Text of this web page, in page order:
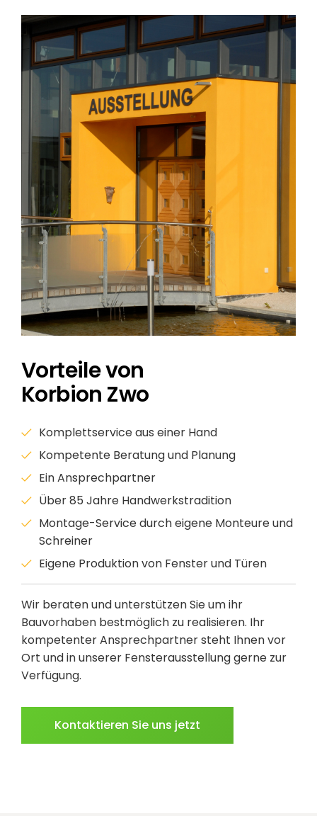
Vorteile von
Korbion Zwo
Komplettservice aus einer Hand
Kompetente Beratung und Planung
Ein Ansprechpartner
Über 85 Jahre Handwerkstradition
Montage-Service durch eigene Monteure und
Schreiner
Eigene Produktion von Fenster und Türen
Wir beraten und unterstützen Sie um ihr
Bauvorhaben bestmöglich zu realisieren. Ihr
kompetenter Ansprechpartner steht Ihnen vor
Ort und in unserer Fensterausstellung gerne zur
Verfügung.
Kontaktieren Sie uns jetzt